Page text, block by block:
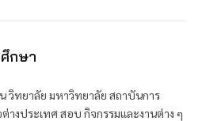
กษา
น วิทยาลัย มหาวิทยาลัย สถาบันการ
างประเทศ สอบ กิจกรรมและงานต่าง ๆ